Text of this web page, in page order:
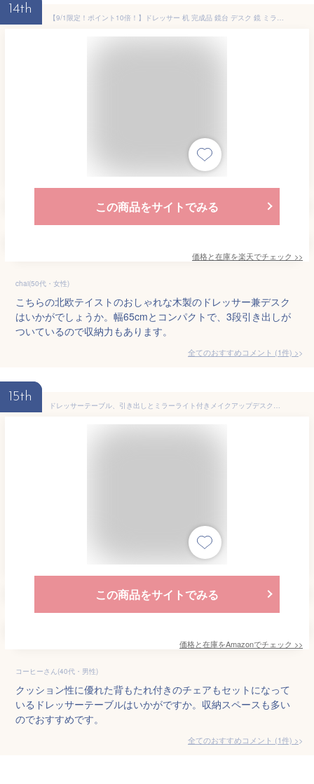
14th
【9/1限定！ポイント10倍！】ドレッサー 机 完成品 鏡台 デスク 鏡 ミラー 北欧き かわいい ナチュラル シンプル 化粧台 木製 おしゃれ チェア付き 寝室 一人暮らし アルダー材 オイル仕上げ ベージュ 品質保証 ISSEIKI SAPONE
この商品をサイトでみる
価格と在庫を楽天でチェック >>
chai(50代・女性)
こちらの北欧テイストのおしゃれな木製のドレッサー兼デスク
はいかがでしょうか。幅65cmとコンパクトで、3段引き出しが
ついているので収納力もあります。
全てのおすすめコメント (1件) >
15th
ドレッサーテーブル、引き出しとミラーライト付きメイクアップデスク、3色調光可能、柔らかいスツール付き化粧デスク、女性用オープン収納棚、家の寝室の装飾に最適
この商品をサイトでみる
価格と在庫をAmazonでチェック >>
コーヒーさん(40代・男性)
クッション性に優れた背もたれ付きのチェアもセットになって
いるドレッサーテーブルはいかがですか。収納スペースも多い
のでおすすめです。
全てのおすすめコメント (1件) >